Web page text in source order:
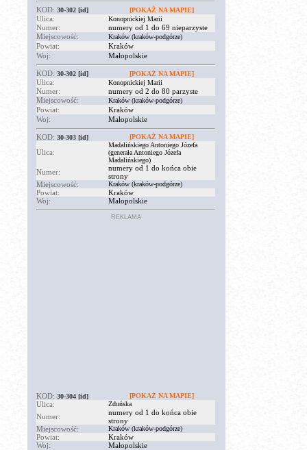
KOD: 30-302 [id] [POKAŻ NA MAPIE]
Ulica: Konopnickiej Marii
Numer:
numery od 1 do 69 nieparzyste
Miejscowość:
Kraków (kraków-podgórze)
Powiat:
Kraków
Woj:
Małopolskie
KOD: 30-302 [id] [POKAŻ NA MAPIE]
Ulica: Konopnickiej Marii
Numer:
numery od 2 do 80 parzyste
Miejscowość:
Kraków (kraków-podgórze)
Powiat:
Kraków
Woj:
Małopolskie
KOD: 30-303 [id] [POKAŻ NA MAPIE]
Ulica:
Madalińskiego Antoniego Józefa
(generała Antoniego Józefa
Madalińskiego)
Numer:
numery od 1 do końca obie
strony
Miejscowość:
Kraków (kraków-podgórze)
Powiat:
Kraków
Woj:
Małopolskie
REKLAMA
KOD: 30-304 [id] [POKAŻ NA MAPIE]
Ulica: Zduńska
Numer:
numery od 1 do końca obie
strony
Miejscowość:
Kraków (kraków-podgórze)
Powiat:
Kraków
Woj:
Małopolskie